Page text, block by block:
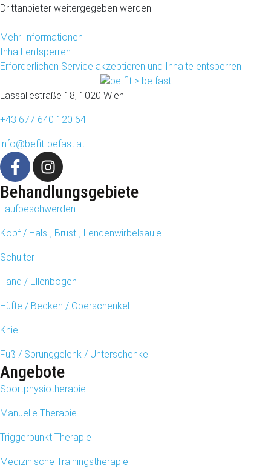
Drittanbieter weitergegeben werden.
Mehr Informationen
Inhalt entsperren
Erforderlichen Service akzeptieren und Inhalte entsperren
Lassallestraße 18, 1020 Wien
+43 677 640 120 64
info@befit-befast.at
Behandlungsgebiete
Laufbeschwerden
Kopf / Hals-, Brust-, Lendenwirbelsäule
Schulter
Hand / Ellenbogen
Hüfte / Becken / Oberschenkel
Knie
Fuß / Sprunggelenk / Unterschenkel
Angebote
Sportphysiotherapie
Manuelle Therapie
Triggerpunkt Therapie
Medizinische Trainingstherapie